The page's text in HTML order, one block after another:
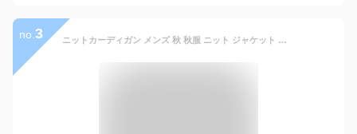
no. 3 ニットカーディガン メンズ 秋 秋服 ニット ジャケット アウター セーター スタンドカラーカーディガン 50代 40代 ファッション カジュアル ニットジャケット メンズアウター カーディガン ニットメンズ メンズセーター ちょいワル スタンドカラー ショート丈 ウール 秋 冬